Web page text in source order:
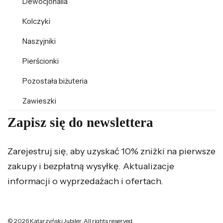
Kolczyki
Naszyjniki
Pierścionki
Pozostała biżuteria
Zawieszki
Zapisz się do newslettera
Zarejestruj się, aby uzyskać 10% zniżki na pierwsze
zakupy i bezpłatną wysyłkę. Aktualizacje
informacji o wyprzedażach i ofertach.
© 2026 Katarzyński Jubiler. All rights reserved.